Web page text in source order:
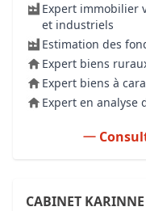
Expert immobilier
et industriels
Estimation des
Expert biens
Expert biens à
Expert en analyse
CABINET